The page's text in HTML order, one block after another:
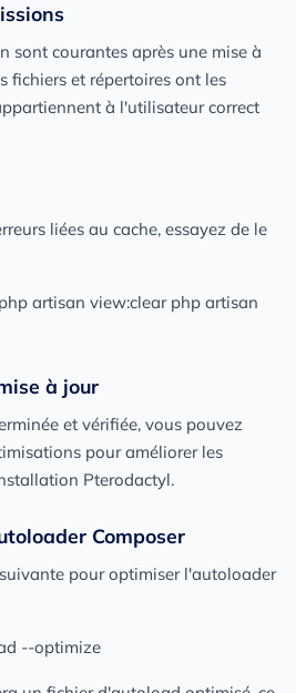
sont courantes après une mise à
fichiers et répertoires ont les
à l'utilisateur correct
liées au cache, essayez de le
artisan view:clear php artisan
à jour
et vérifiée, vous pouvez
pour améliorer les
Pterodactyl.
Composer
pour optimiser l'autoloader
--optimize